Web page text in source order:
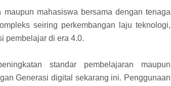
mahasiswa bersama dengan tenaga
seiring perkembangan laju teknologi,
pembelajar di era 4.0.
standar pembelajaran maupun
Generasi digital sekarang ini. Penggunaan